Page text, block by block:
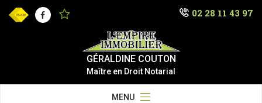
Facebook 02 28 11 43 97
GÉRALDINE COUTON
Maître en Droit Notarial
MENU